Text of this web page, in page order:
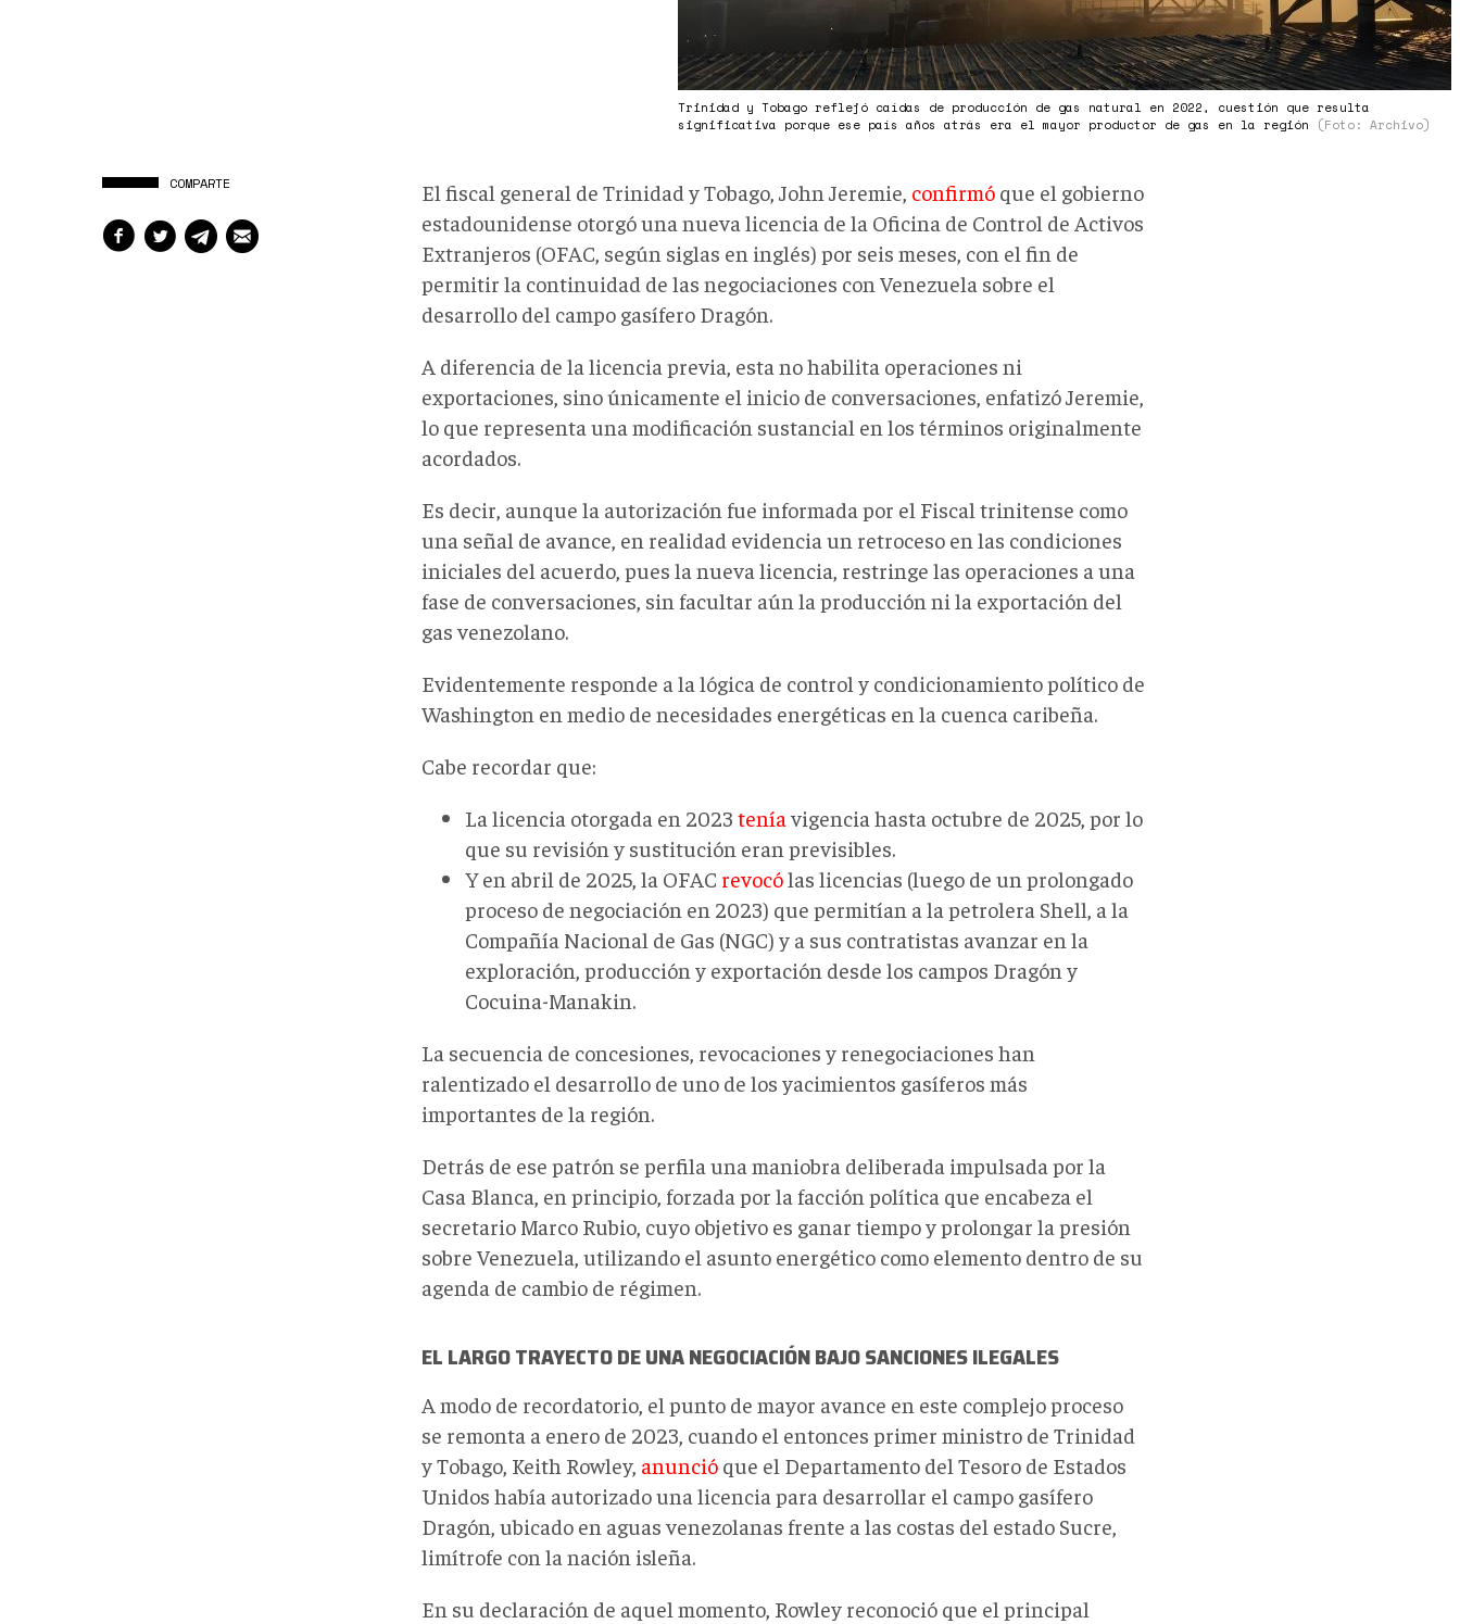
Trinidad y Tobago reflejó caídas de producción de gas natural en 2022, cuestión que resulta
significativa porque ese país años atrás era el mayor productor de gas en la región
(Foto: Archivo)
COMPARTE El fiscal general de Trinidad y Tobago, John Jeremie, confirmó que el gobierno
estadounidense otorgó una nueva licencia de la Oficina de Control de Activos
Extranjeros (OFAC, según siglas en inglés) por seis meses, con el fin de
permitir la continuidad de las negociaciones con Venezuela sobre el
desarrollo del campo gasífero Dragón.
A diferencia de la licencia previa, esta no habilita operaciones ni
exportaciones, sino únicamente el inicio de conversaciones, enfatizó Jeremie,
lo que representa una modificación sustancial en los términos originalmente
acordados.
Es decir, aunque la autorización fue informada por el Fiscal trinitense como
una señal de avance, en realidad evidencia un retroceso en las condiciones
iniciales del acuerdo, pues la nueva licencia, restringe las operaciones a una
fase de conversaciones, sin facultar aún la producción ni la exportación del
gas venezolano.
Evidentemente responde a la lógica de control y condicionamiento político de
Washington en medio de necesidades energéticas en la cuenca caribeña.
Cabe recordar que:
La licencia otorgada en 2023 tenía vigencia hasta octubre de 2025, por lo
que su revisión y sustitución eran previsibles.
Y en abril de 2025, la OFAC revocólas licencias (luego de un prolongado
proceso de negociación en 2023) que permitían a la petrolera Shell, a la
Compañía Nacional de Gas (NGC) y a sus contratistas avanzar en la
exploración, producción y exportación desde los campos Dragón y
Cocuina-Manakin.
La secuencia de concesiones, revocaciones y renegociaciones han
ralentizado el desarrollo de uno de los yacimientos gasíferos más
importantes de la región.
Detrás de ese patrón se perfila una maniobra deliberada impulsada por la
Casa Blanca, en principio, forzada por la facción política que encabeza el
secretario Marco Rubio, cuyo objetivo es ganar tiempo y prolongar la presión
sobre Venezuela, utilizando el asunto energético como elemento dentro de su
agenda de cambio de régimen.
EL LARGO TRAYECTO DE UNA NEGOCIACIÓN BAJO SANCIONESILEGALES
A modo de recordatorio, el punto de mayor avance en este complejo proceso
se remonta a enero de 2023, cuando el entonces primer ministro de Trinidad
y Tobago, Keith Rowley, anunció que el Departamento del Tesoro de Estados
Unidos había autorizado una licencia para desarrollar el campo gasífero
Dragón, ubicado en aguas venezolanas frente a las costas del estado Sucre,
limítrofe con la nación isleña.
En su declaración de aquel momento, Rowley reconoció que el principal